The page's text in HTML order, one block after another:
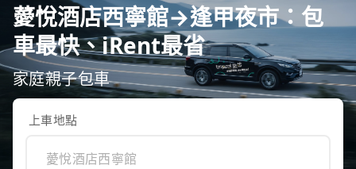
薆悅酒店西寧館→逢甲夜市：包
車最快、iRent最省
家庭親子包車
上車地點